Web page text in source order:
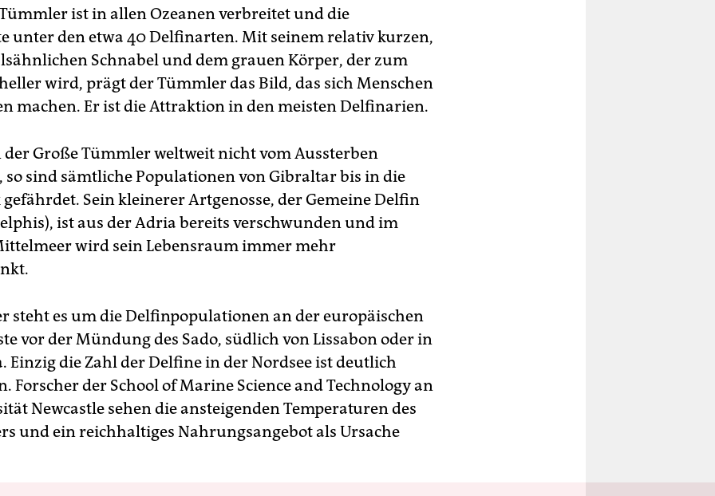
ist in allen Ozeanen verbreitet und die
unter den etwa 40 Delfinarten. Mit seinem relativ kurzen,
Schnabel und dem grauen Körper, der zum
wird, prägt der Tümmler das Bild, das sich Menschen
machen. Er ist die Attraktion in den meisten Delfinarien.
der Große Tümmler weltweit nicht vom Aussterben
so sind sämtliche Populationen von Gibraltar bis in die
Sein kleinerer Artgenosse, der Gemeine Delfin
ist aus der Adria bereits verschwunden und im
wird sein Lebensraum immer mehr
steht es um die Delfinpopulationen an der europäischen
vor der Mündung des Sado, südlich von Lissabon oder in
Einzig die Zahl der Delfine in der Nordsee ist deutlich
Forscher der School of Marine Science and Technology an
Newcastle sehen die ansteigenden Temperaturen des
und ein reichhaltiges Nahrungsangebot als Ursache